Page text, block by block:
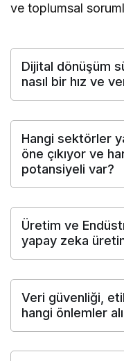
ve toplumsal
Dijital dönüşüm
nasıl bir hız ve
Hangi sektörler
öne çıkıyor ve
potansiyeli var?
Üretim ve
yapay zeka
Veri güvenliği,
hangi önlemler